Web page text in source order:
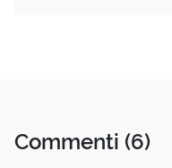
Commenti (6)